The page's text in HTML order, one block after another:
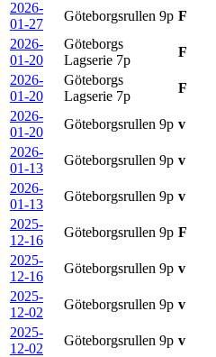
2026-
01-27
Göteborgsrullen 9p F
2026-
01-20
Göteborgs
Lagserie 7p
F
2026-
01-20
Göteborgs
Lagserie 7p
F
2026-
01-20
Göteborgsrullen 9p v
2026-
01-13
Göteborgsrullen 9p v
2026-
01-13
Göteborgsrullen 9p v
2025-
12-16
Göteborgsrullen 9p F
2025-
12-16
Göteborgsrullen 9p v
2025-
12-02
Göteborgsrullen 9p v
2025-
12-02
Göteborgsrullen 9p v